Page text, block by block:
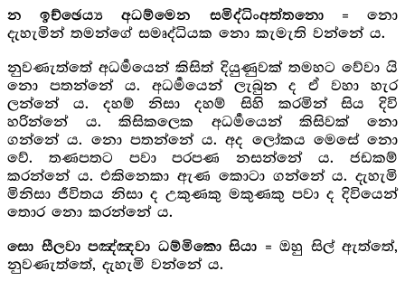
න ඉච්ඡෙය්‍ය අධම්මෙන සමිද්ධිංඅත්තනො= නො
දැහැමින් තමන්ගේ සමෘද්ධියක නො කැමැති වන්නේ ය.
නුවණැත්තේ අධර්‍මයෙන් කිසිත් දියුණුවක් තමහට වේවා යි
නො පතන්නේ ය. අධර්‍මයෙන් ලැබුන ද ඒ වහා හැර
ලන්නේ ය. දහම් නිසා දහම් සිහි කරමින් සිය දිවි
හරින්නේ ය. කිසිකලෙක අධර්‍මයෙන් කිසිවක් නො
ගන්නේ ය. නො පතන්නේ ය. අද ලෝකය මෙසේ නො
වේ. තණපතට පවා පරපණ නසන්නේ ය. ජඩකම්
කරන්නේ ය. එකිනෙකා ඇණ කොටා ගන්නේ ය. දැහැමි
මිනිසා ජීවිතය නිසා ද උකුණකු මකුණකු පවා ද දිවියෙන්
තොර නො කරන්නේ ය.
සො සීලවා පඤ්ඤවා ධම්මිකො සියා = ඔහු සිල් ඇත්තේ,
නුවණැත්තේ, දැහැමි වන්නේ ය.